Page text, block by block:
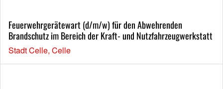
Feuerwehrgerätewart (d/m/w) für den Abwehrenden
Brandschutz im Bereich der Kraft- und Nutzfahrzeugwerkstatt
Stadt Celle, Celle